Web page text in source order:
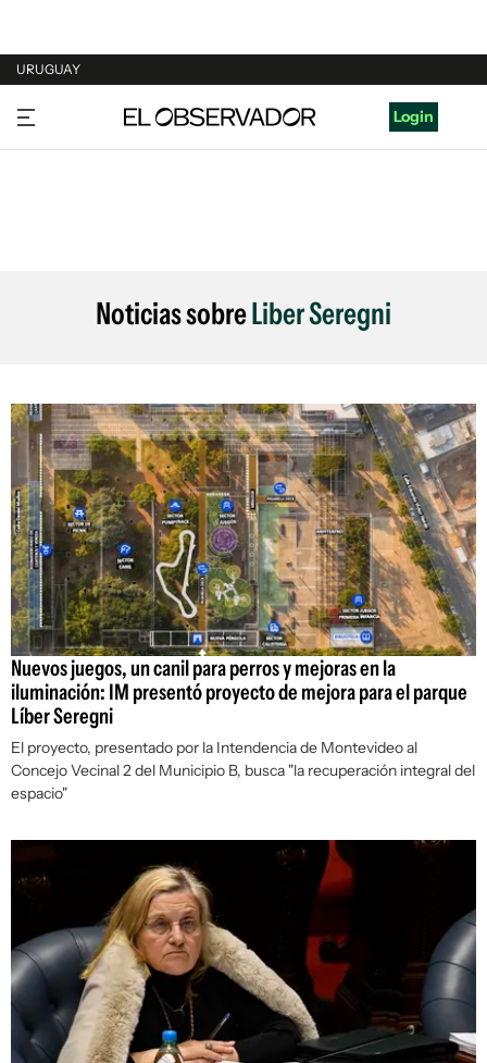
URUGUAY
URUGUAY
ARGENTINA
Login
Noticias sobreLiber Seregni
Nuevos juegos, un canil para perros y mejoras en la
iluminación: IM presentó proyecto de mejora para el parque
Líber Seregni
El proyecto, presentado por la Intendencia de Montevideo al
Concejo Vecinal 2 del Municipio B, busca "la recuperación integral del
espacio"